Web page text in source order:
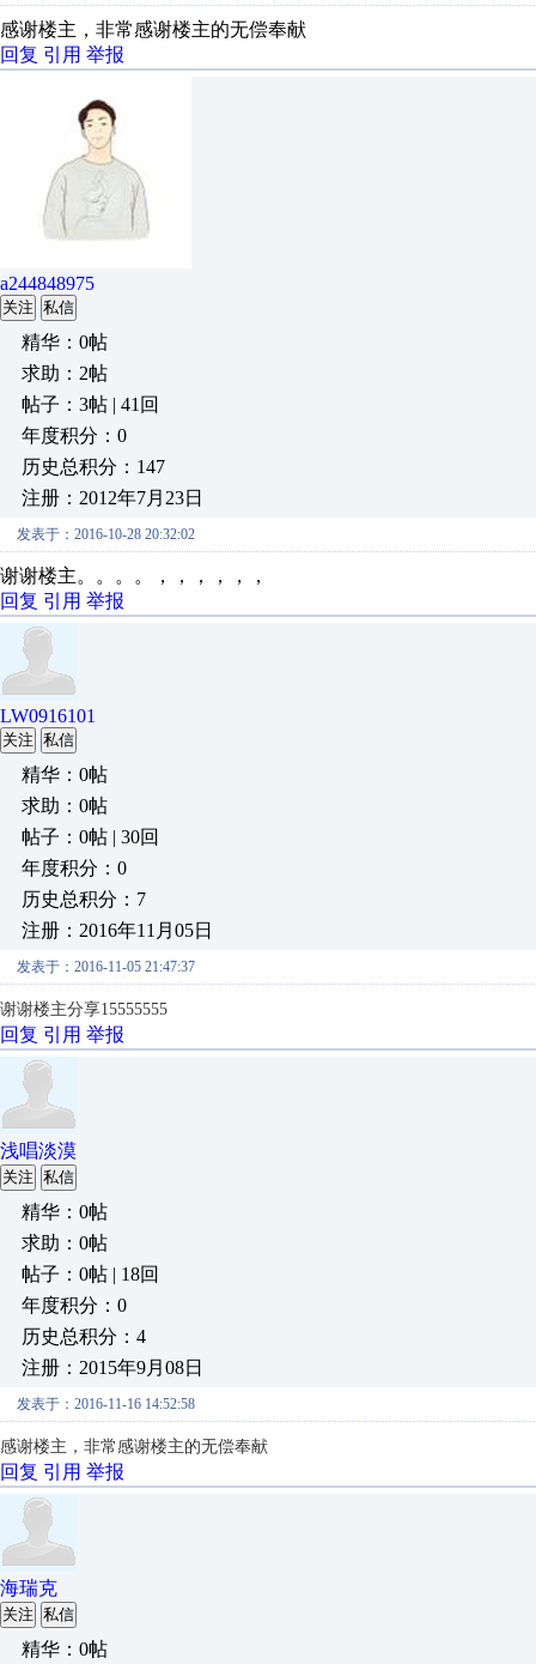
感谢楼主，非常感谢楼主的无偿奉献
回复 引用 举报
a244848975
关注 私信
精华：0帖
求助：2帖
帖子：3帖 | 41回
年度积分：0
历史总积分：147
注册：2012年7月23日
发表于：2016-10-28 20:32:02
谢谢楼主。。。。，，，，，，
回复 引用 举报
LW0916101
关注 私信
精华：0帖
求助：0帖
帖子：0帖 | 30回
年度积分：0
历史总积分：7
注册：2016年11月05日
发表于：2016-11-05 21:47:37
谢谢楼主分享15555555
回复 引用 举报
浅唱淡漠
关注 私信
精华：0帖
求助：0帖
帖子：0帖 | 18回
年度积分：0
历史总积分：4
注册：2015年9月08日
发表于：2016-11-16 14:52:58
感谢楼主，非常感谢楼主的无偿奉献
回复 引用 举报
海瑞克
关注 私信
精华：0帖